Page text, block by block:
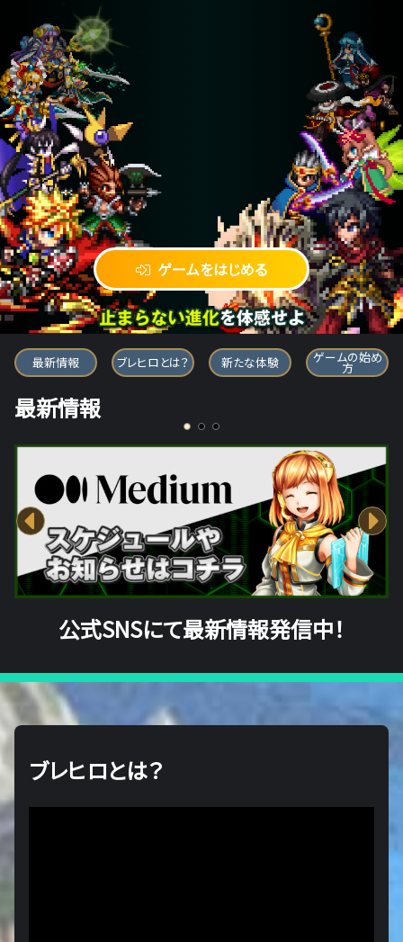
ゲームをはじめる
ブレイブ フロンティア ヒーローズ
最新情報 ブレヒロとは？ 新たな体験 ゲームの始め
方
最新情報
公式SNSにて最新情報発信中！
ブレヒロとは？